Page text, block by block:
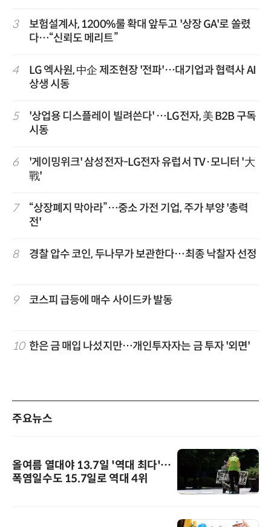
3
보험설계사, 1200%룰 확대 앞두고 '상장 GA'로 쏠렸
다…“신뢰도 메리트”
4
LG 엑사원, 中企 제조현장 '전파'…대기업과 협력사 AI
상생 시동
5
'상업용 디스플레이 빌려쓴다' …LG전자, 美 B2B 구독
시동
6
'게이밍위크' 삼성전자-LG전자 유럽서 TV·모니터 '大
戰'
7
“상장폐지 막아라”…중소 가전 기업, 주가 부양 '총력
전'
8 경찰 압수 코인, 두나무가 보관한다…최종 낙찰자 선정
9 코스피 급등에 매수 사이드카 발동
10 한은 금 매입 나섰지만…개인투자자는 금 투자 '외면'
주요뉴스
올여름 열대야 13.7일 '역대 최다'…
폭염일수도 15.7일로 역대 4위